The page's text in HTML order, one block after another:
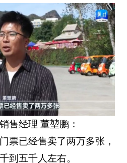
售经理 董堃鹏：
票已经售卖了两万多张，
到五千人左右。